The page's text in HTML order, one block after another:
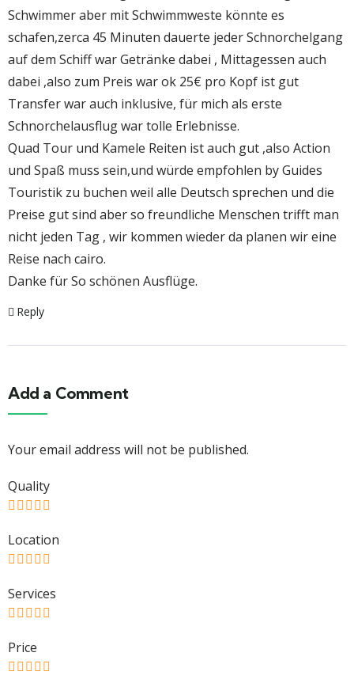
Schwimmer aber mit Schwimmweste könnte es
schafen,zerca 45 Minuten dauerte jeder Schnorchelgang
auf dem Schiff war Getränke dabei , Mittagessen auch
dabei ,also zum Preis war ok 25€ pro Kopf ist gut
Transfer war auch inklusive, für mich als erste
Schnorchelausflug war tolle Erlebnisse.
Quad Tour und Kamele Reiten ist auch gut ,also Action
und Spaß muss sein,und würde empfohlen by Guides
Touristik zu buchen weil alle Deutsch sprechen und die
Preise gut sind aber so freundliche Menschen trifft man
nicht jeden Tag , wir kommen wieder da planen wir eine
Reise nach cairo.
Danke für So schönen Ausflüge.
Reply
Add a Comment
Your email address will not be published.
Quality
Location
Services
Price